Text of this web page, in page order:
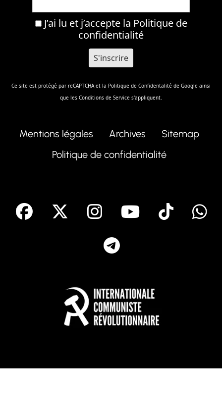
J’ai lu et j’accepte la Politique de
confidentialité
Ce site est protégé par reCAPTCHA et la Politique de Confidentalité de Google ainsi
que les Conditions de Service s'appliquent.
Mentions légales Archives
Sitemap
Politique de confidentialité
facebook Instagram
Youtube
Tik